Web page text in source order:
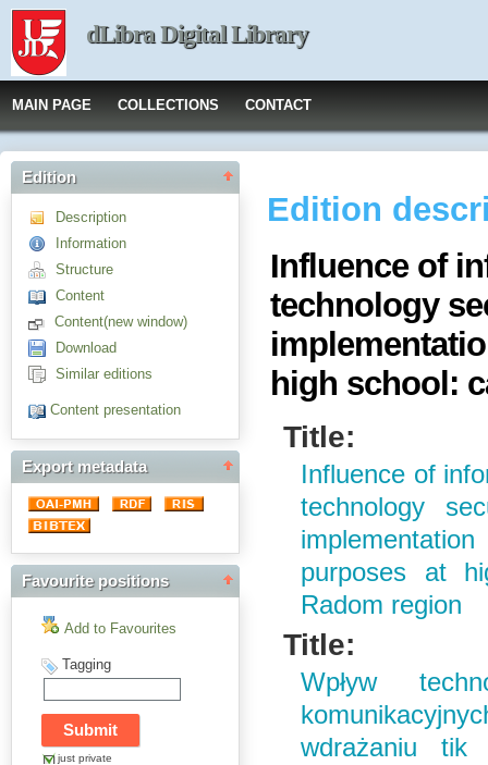
dLibra Digital Library
MAIN PAGE COLLECTIONS CONTACT
Edition
Description
Information
Structure
Content
Content(new window)
Download
Similar editions
Content presentation
Export metadata
Favourite positions
Add to Favourites
Tagging
just private
Edition
Influence of
technology
high school:
Title:
Influence of
technology
purposes at
Radom region
Title:
Wpływ
wdrażaniu tik